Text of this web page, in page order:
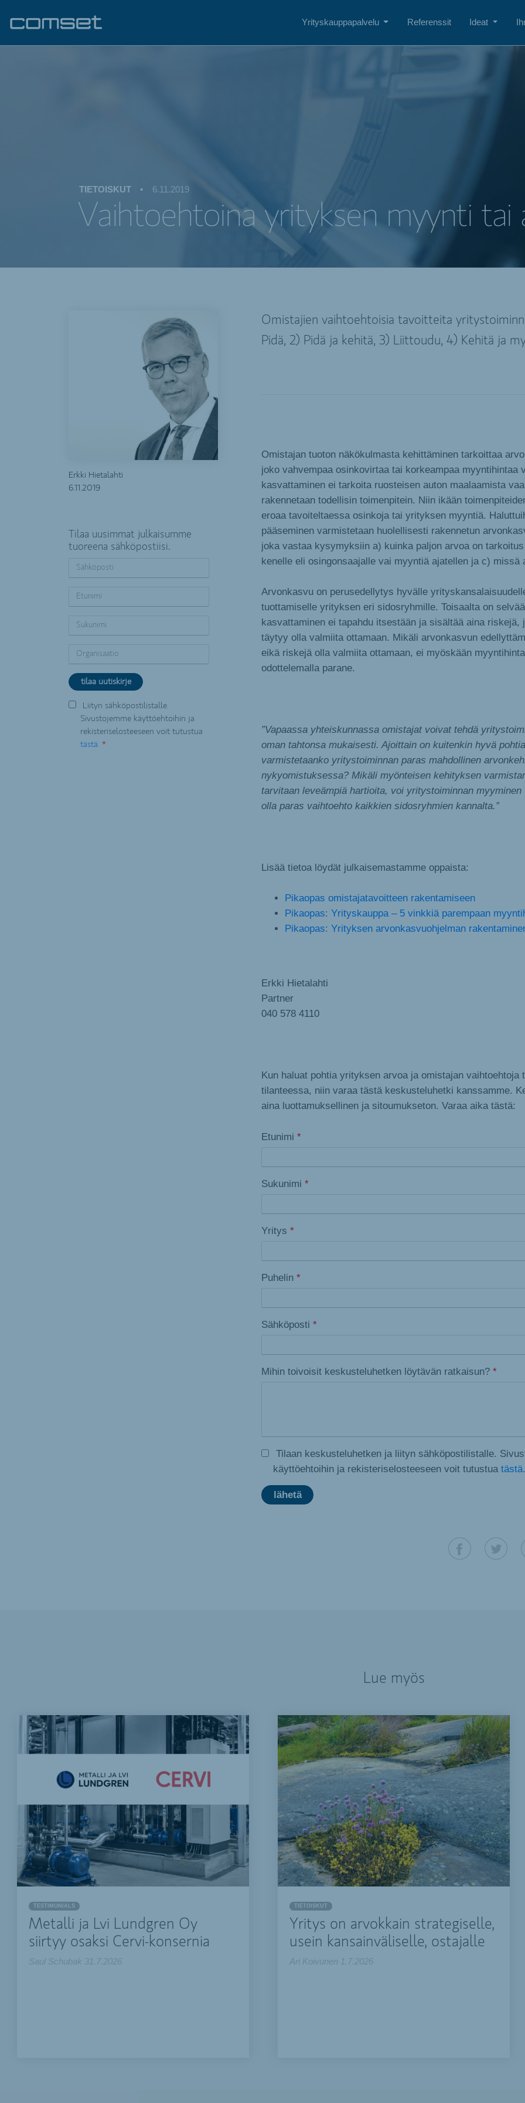
Yrityskauppapalvelu Referenssit Ideat
TIETOISKUT • 6.11.2019
Vaihtoehtoina yrityksen myynti tai
Erkki Hietalahti
6.11.2019
Tilaa uusimmat julkaisumme
tuoreena sähköpostiisi.
Liityn sähköpostilistalle.
Sivustojemme käyttöehtoihin ja
rekisteriselosteeseen voit tutustua
tästä. *
Omistajien vaihtoehtoisia tavoitteita
Pidä, 2) Pidä ja kehitä, 3) Liittoudu, 4) Kehitä ja
Omistajan tuoton näkökulmasta kehittäminen tarkoittaa
joko vahvempaa osinkovirtaa tai korkeampaa myyntihintaa
kasvattaminen ei tarkoita ruosteisen auton maalaamista
rakennetaan todellisin toimenpitein. Niin ikään
eroaa tavoiteltaessa osinkoja tai yrityksen myyntiä.
pääseminen varmistetaan huolellisesti rakennetun
joka vastaa kysymyksiin a) kuinka paljon arvoa on
kenelle eli osingonsaajalle vai myyntiä ajatellen ja c) missä
Arvonkasvu on perusedellytys hyvälle
tuottamiselle yrityksen eri sidosryhmille. Toisaalta on
kasvattaminen ei tapahdu itsestään ja sisältää aina riskejä,
täytyy olla valmiita ottamaan. Mikäli arvonkasvun
eikä riskejä olla valmiita ottamaan, ei myöskään
odottelemalla parane.
”Vapaassa yhteiskunnassa omistajat voivat tehdä
oman tahtonsa mukaisesti. Ajoittain on kuitenkin hyvä
varmistetaanko yritystoiminnan paras mahdollinen
nykyomistuksessa? Mikäli myönteisen kehityksen
tarvitaan leveämpiä hartioita, voi yritystoiminnan myyminen
olla paras vaihtoehto kaikkien sidosryhmien kannalta.”
Lisää tietoa löydät julkaisemastamme oppaista:
Pikaopas omistajatavoitteen rakentamiseen
Pikaopas: Yrityskauppa – 5 vinkkiä parempaan
Pikaopas: Yrityksen arvonkasvuohjelman
Erkki Hietalahti
Partner
040 578 4110
Kun haluat pohtia yrityksen arvoa ja omistajan vaihtoehtoja
tilanteessa, niin varaa tästä keskusteluhetki kanssamme.
aina luottamuksellinen ja sitoumukseton. Varaa aika tästä:
Etunimi *
Sukunimi *
Yritys *
Puhelin *
Sähköposti *
Mihin toivoisit keskusteluhetken löytävän ratkaisun? *
Tilaan keskusteluhetken ja liityn sähköpostilistalle.
käyttöehtoihin ja rekisteriselosteeseen voit tutustua tästä.
Lue myös
TESTIMONIALS
Metalli ja Lvi Lundgren Oy
siirtyy osaksi Cervi-konsernia
Saul Schubak 31.7.2026
TIETOISKUT
Yritys on arvokkain strategiselle,
usein kansainväliselle, ostajalle
Ari Koivunen 1.7.2026